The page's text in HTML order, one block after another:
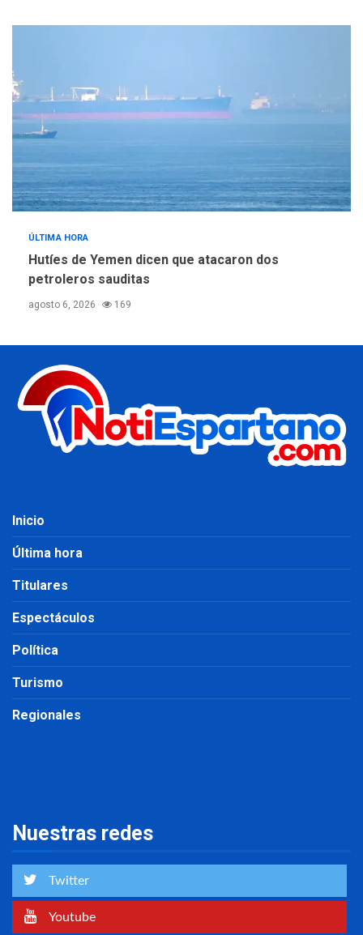
ÚLTIMA HORA
Hutíes de Yemen dicen que atacaron dos
petroleros sauditas
agosto 6, 2026 169
Inicio
Última hora
Titulares
Espectáculos
Política
Turismo
Regionales
Nuestras redes
Twitter
Youtube